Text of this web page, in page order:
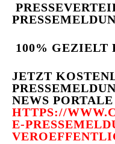
100% GEZIELT
JETZT
NEWS
HTTPS://
E-